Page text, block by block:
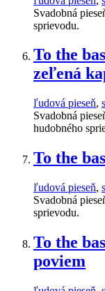
Svadobná
sprievodu.
To the
zeľená
ľudová pieseň,
Svadobná
hudobného
To the
ľudová pieseň,
Svadobná
sprievodu.
To the
poviem